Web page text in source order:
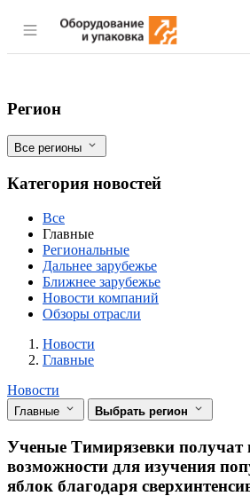
Раздел навигации по
Ученые Тимирязевки
Фильтры
Регион
Все регионы
Категория новостей
Все
Главные
Региональные
Дальнее зарубежье
Ближнее зарубежье
Новости компаний
Обзоры отрасли
Новости
Разделы
Новости
Главные
Новости
Главные Выбрать регион
Ученые Тимирязевки получат
возможности для изучения
яблок благодаря